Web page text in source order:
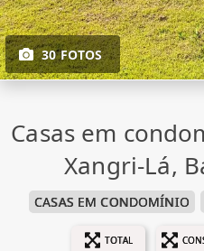
30 FOTOS
Casas em
Xangri-Lá,
CASAS EM CONDOMÍNIO
TOTAL